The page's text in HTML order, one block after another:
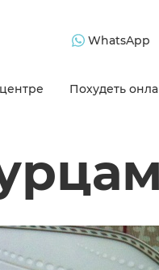
WhatsApp
Похудеть